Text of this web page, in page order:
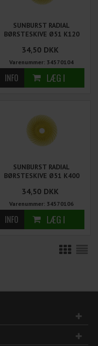
SUNBURST RADIAL
BØRSTESKIVE Ø51 K120
34,50 DKK
Varenummer: 34570104
SUNBURST RADIAL
BØRSTESKIVE Ø51 K400
PÅ LAGER
34,50 DKK
Varenummer: 34570106